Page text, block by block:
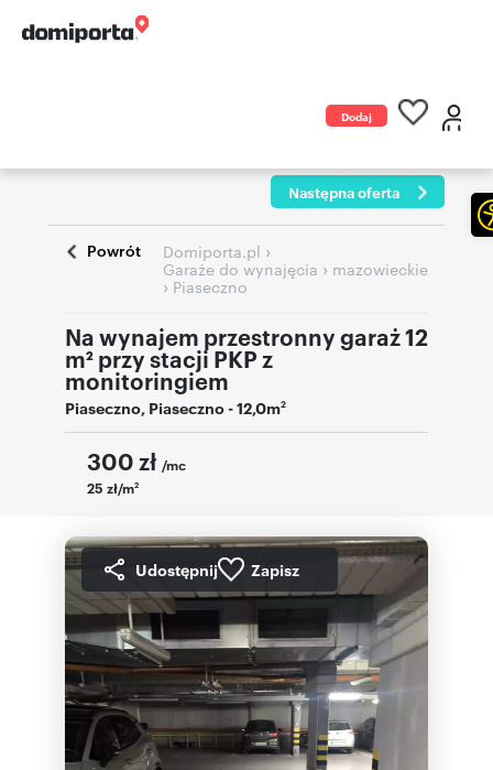
Dodaj
Następna oferta
Powrót Domiporta.pl ›
Garaże do wynajęcia › mazowieckie
› Piaseczno
Na wynajem przestronny garaż 12
m² przy stacji PKP z
monitoringiem
Piaseczno, Piaseczno- 12,0m2
300 zł /mc
25 zł/m2
Udostępnij Zapisz